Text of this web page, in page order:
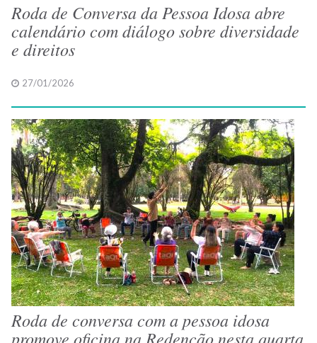
Roda de Conversa da Pessoa Idosa abre
calendário com diálogo sobre diversidade
e direitos
27/01/2026
Roda de conversa com a pessoa idosa
promove oficina na Redenção nesta quarta